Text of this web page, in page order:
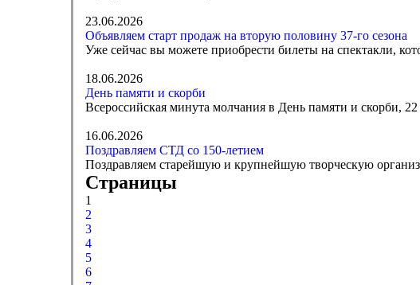
23.06.2026
Объявляем старт продаж на вторую половину 37-го сезона
Уже сейчас вы можете приобрести билеты на спектакли,
18.06.2026
День памяти и скорби
Всероссийская минута молчания в День памяти и скорби,
16.06.2026
Поздравляем СТД со 150-летием
Поздравляем старейшую и крупнейшую творческую
Страницы
1
2
3
4
5
6